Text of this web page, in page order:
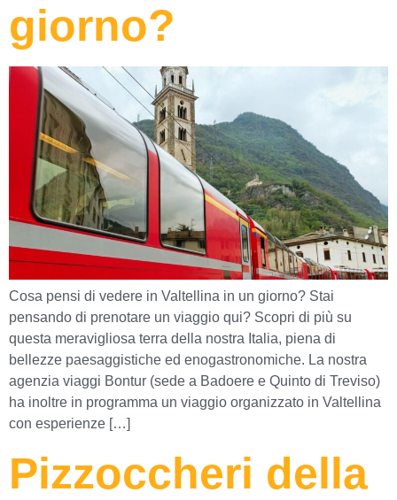
giorno?
Cosa pensi di vedere in Valtellina in un giorno? Stai
pensando di prenotare un viaggio qui? Scopri di più su
questa meravigliosa terra della nostra Italia, piena di
bellezze paesaggistiche ed enogastronomiche. La nostra
agenzia viaggi Bontur (sede a Badoere e Quinto di Treviso)
ha inoltre in programma un viaggio organizzato in Valtellina
con esperienze […]
Pizzoccheri della